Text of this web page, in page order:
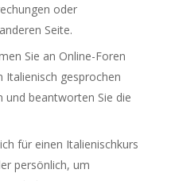
oder
Seite.
Sie an Online-Foren
Italienisch gesprochen
und beantworten Sie die
für einen Italienischkurs
persönlich, um